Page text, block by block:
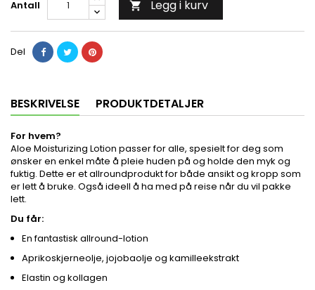
Antall  Legg i kurv
Del
BESKRIVELSE PRODUKTDETALJER
For hvem?
Aloe Moisturizing Lotion passer for alle, spesielt for deg som
ønsker en enkel måte å pleie huden på og holde den myk og
fuktig. Dette er et allroundprodukt for både ansikt og kropp som
er lett å bruke. Også ideell å ha med på reise når du vil pakke
lett.
Du får:
En fantastisk allround-lotion
Aprikoskjerneolje, jojobaolje og kamilleekstrakt
Elastin og kollagen